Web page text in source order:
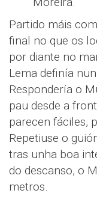
Partido máis
final no que os
por diante no
Lema definía
Respondería o
pau desde a
parecen fáciles,
Repetiuse o
tras unha boa
do descanso, o
metros.